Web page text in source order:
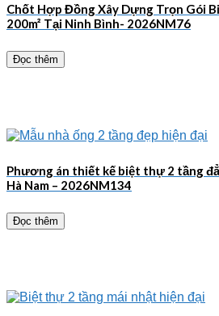
Chốt Hợp Đồng Xây Dựng Trọn Gói
200m² Tại Ninh Bình- 2026NM76
Đọc thêm
Phương án thiết kế biệt thự 2 tầng
Hà Nam – 2026NM134
Đọc thêm